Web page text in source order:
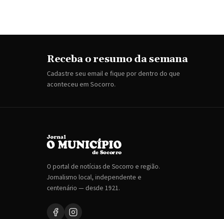
Receba o resumo da semana
Cadastre seu email e fique por dentro do que
aconteceu em Socorro.
O portal de notícias de Socorro e região.
Jornalismo local, independente e
centenário — desde 1921.